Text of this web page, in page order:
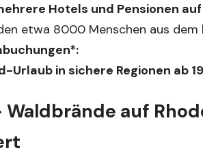
Hotels und Pensionen
etwa 8000 Menschen aus
in sichere Regionen ab
auf